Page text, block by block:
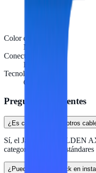
Color del producto
Negro
Conector 1
RJ-45
Tecnología
Cat6
Preguntas frecuentes
¿Es compatible con otros
Sí, el Jack RJ45 BELDEN
categoría 6 y otros
¿Puedo usar este jack en